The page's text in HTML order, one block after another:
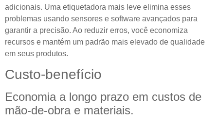
adicionais. Uma etiquetadora mais leve elimina esses
problemas usando sensores e software avançados para
garantir a precisão. Ao reduzir erros, você economiza
recursos e mantém um padrão mais elevado de qualidade
em seus produtos.
Custo-benefício
Economia a longo prazo em custos de
mão-de-obra e materiais.